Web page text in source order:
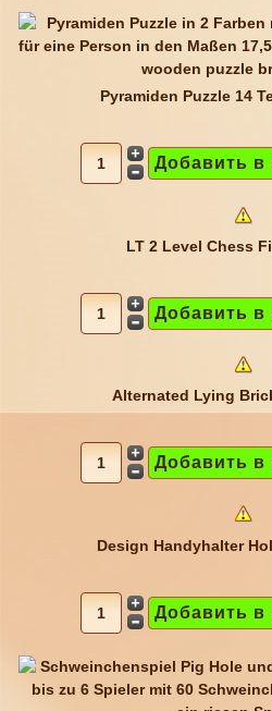
Pyramiden Puzzle 14
LT 2 Level Chess
Alternated Lying
Design Handyhalter